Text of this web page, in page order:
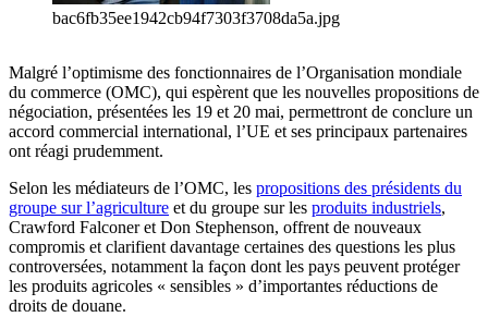
bac6fb35ee1942cb94f7303f3708da5a.jpg
Malgré l’optimisme des fonctionnaires de l’Organisation mondiale
du commerce (OMC), qui espèrent que les nouvelles propositions de
négociation, présentées les 19 et 20 mai, permettront de conclure un
accord commercial international, l’UE et ses principaux partenaires
ont réagi prudemment.
Selon les médiateurs de l’OMC, les propositions des présidents du
groupe sur l’agriculture et du groupe sur les produits industriels,
Crawford Falconer et Don Stephenson, offrent de nouveaux
compromis et clarifient davantage certaines des questions les plus
controversées, notamment la façon dont les pays peuvent protéger
les produits agricoles « sensibles » d’importantes réductions de
droits de douane.